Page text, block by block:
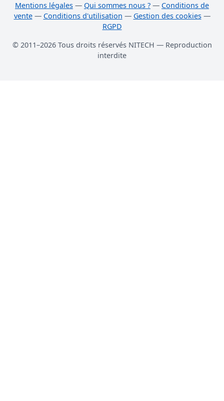
Mentions légales — Qui sommes nous ? — Conditions de
vente— Conditions d'utilisation — Gestion des cookies—
RGPD
© 2011–2026 Tous droits réservés NITECH — Reproduction
interdite